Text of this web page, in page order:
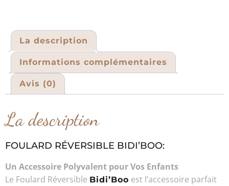
La description
Informations complémentaires
Avis (0)
La description
FOULARD RÉVERSIBLE BIDI’BOO:
Un Accessoire Polyvalent pour Vos Enfants
Le Foulard Réversible Bidi’Boo est l’accessoire parfait